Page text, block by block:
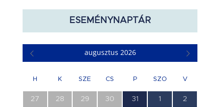
ESEMÉNYNAPTÁR
augusztus 2026
H K SZE CS P SZO V
0
27
0
28
0
29
0
30
131
01
0
2